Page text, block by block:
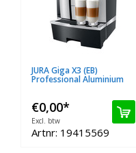
JURA Giga X3 (EB)
Professional Aluminium
€0,00*
Excl. btw
Artnr: 19415569